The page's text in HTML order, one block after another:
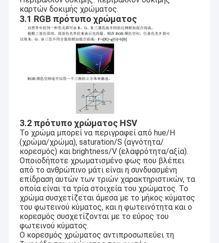
Ενότητα καμερών USB
Ενότητα καμερών MIPI
Ενότητα καμερών DVP
Σφαιρική ενότητα καμερών παραθυρόφυλλων
Ενότητα καμερών νυχτερινής όρασης
Ενότητα καμερών ενδοσκοπίων
Διπλή ενότητα καμερών φακών
Ενότητα καμερών αναγνώρισης προσώπου
ενότητα lap-top webcam
1MP ενότητα καμερών
2MP ενότητα καμερών
καρτών δοκιμής χρώματος.
3.1 RGB πρότυπο χρώματος
3.2 πρότυπο χρώματος HSV
Το χρώμα μπορεί να περιγραφεί από hue/H
(χρώμα/χρώμα), saturation/S (αγνότητα/
κορεσμός) και brightness/V (ελαφρότητα/αξία).
Οποιοδήποτε χρωματισμένο φως που βλέπει
από το ανθρώπινο μάτι είναι η συνδυασμένη
επίδραση αυτών των τριών χαρακτηριστικών, τα
οποία είναι τα τρία στοιχεία του χρώματος. Το
χρώμα συσχετίζεται άμεσα με το μήκος κύματος
του φωτεινού κύματος, και η φωτεινότητα και ο
κορεσμός συσχετίζονται με το εύρος του
φωτεινού κύματος.
Ο κορεσμός χρώματος αντιπροσωπεύει τη